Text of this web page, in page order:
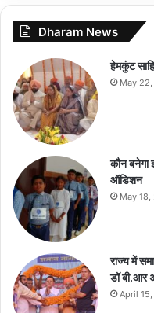
Dharam News
हेमकुंट
May
कौन बनेगा
ऑडिशन
May
राज्य में
डॉ बी.आर
April